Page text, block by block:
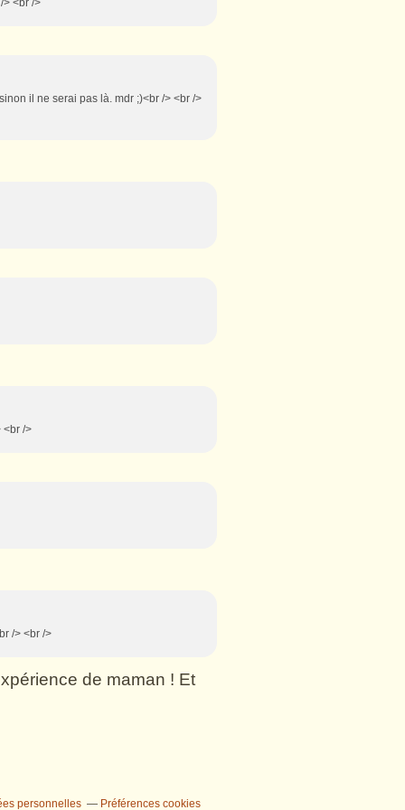
il ne serai pas là. mdr ;)<br /> <br />
<br />
/> <br />
de maman ! Et
personnelles Préférences cookies